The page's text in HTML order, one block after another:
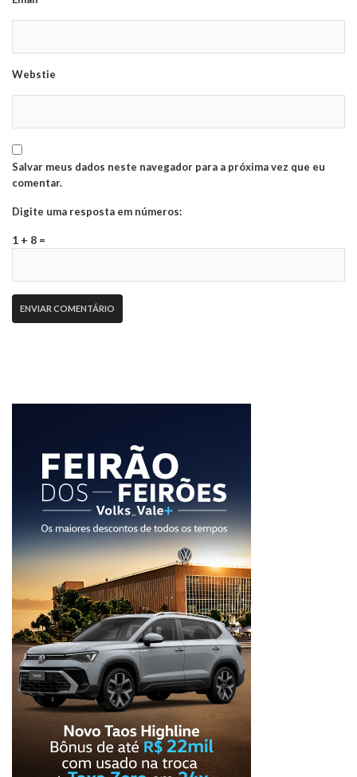
Webstie
Salvar meus dados neste navegador para a próxima vez que eu
comentar.
Digite uma resposta em números:
1 + 8 =